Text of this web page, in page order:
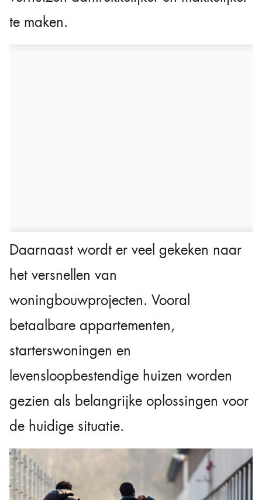
te maken.
Daarnaast wordt er veel gekeken naar
het versnellen van
woningbouwprojecten. Vooral
betaalbare appartementen,
starterswoningen en
levensloopbestendige huizen worden
gezien als belangrijke oplossingen voor
de huidige situatie.